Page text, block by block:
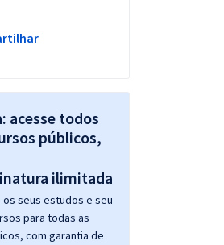
acesse todos
públicos,
seus estudos e seu
para todas as
com garantia de